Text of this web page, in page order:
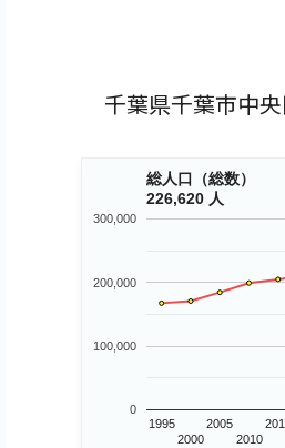
千葉県千葉市中
総人口（総数）
226,620 人
1995
2000
2005
2010
0
100,000
200,000
300,000